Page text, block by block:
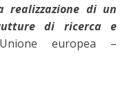
realizzazione di un
di ricerca e
europea –